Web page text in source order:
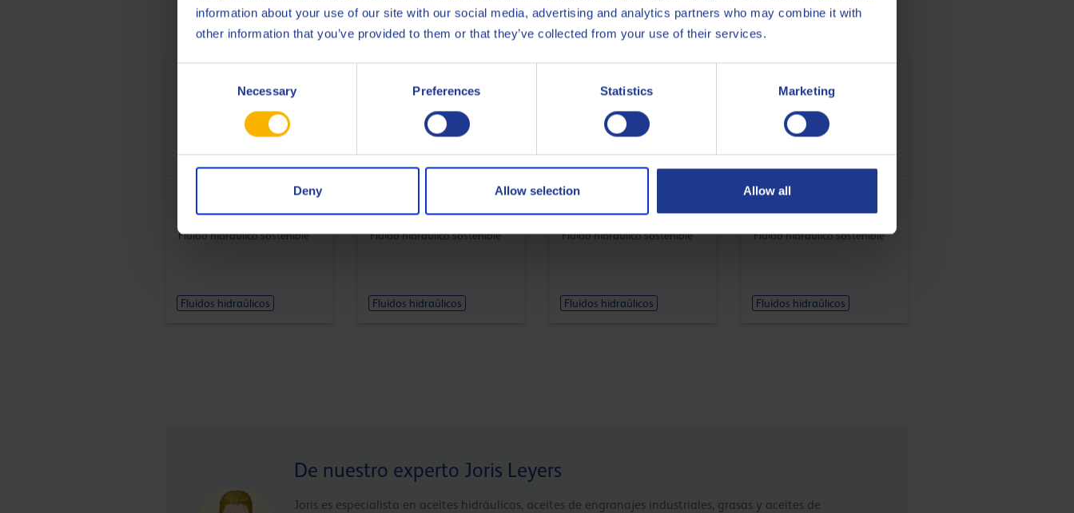
information about your use of our site with our social media, advertising and analytics partners who may combine it with
other information that you’ve provided to them or that they’ve collected from your use of their services.
Necessary Preferences Statistics Marketing
Deny Allow selection Allow all
Q8 Hunt HV 32
Fluido hidráulico sostenible
Fluidos hidraúlicos
Q8 Hunt 46
Fluido hidráulico sostenible
Fluidos hidraúlicos
Q8 Hunt HV 46
Fluido hidráulico sostenible
Fluidos hidraúlicos
Q8 Hunt 32
Fluido hidráulico sostenible
Fluidos hidraúlicos
De nuestro experto Joris Leyers
Joris es especialista en aceites hidráulicos, aceites de engranajes industriales, grasas y aceites de